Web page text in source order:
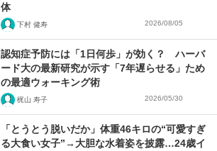
体
下村 健寿 2026/08/05
認知症予防には「1日何歩」が効く？ ハーバ
ード大の最新研究が示す「7年遅らせる」ため
の最適ウォーキング術
梶山 寿子 2026/05/30
「とうとう脱いだか」体重46キロの“可愛すぎ
る大食い女子”→大胆な水着姿を披露…24歳イ